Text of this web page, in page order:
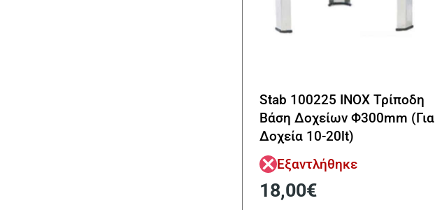
Stab 100225 INOX Τρίποδη
Βάση Δοχείων Φ300mm (Για
Δοχεία 10-20lt)
Εξαντλήθηκε
18,00€